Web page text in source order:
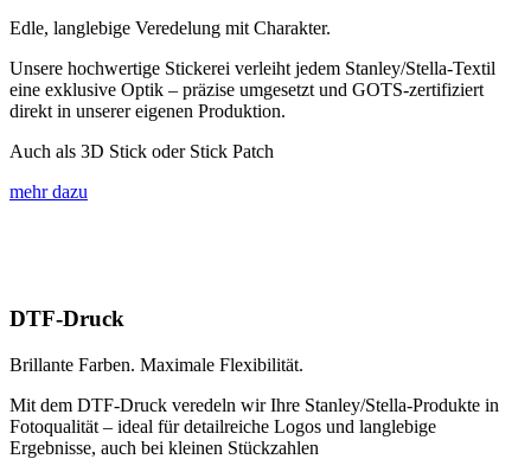
Edle, langlebige Veredelung mit Charakter.
Unsere hochwertige Stickerei verleiht jedem Stanley/Stella-Textil
eine exklusive Optik – präzise umgesetzt und GOTS-zertifiziert
direkt in unserer eigenen Produktion.
Auch als 3D Stick oder Stick Patch
mehr dazu
DTF-Druck
Brillante Farben. Maximale Flexibilität.
Mit dem DTF-Druck veredeln wir Ihre Stanley/Stella-Produkte in
Fotoqualität – ideal für detailreiche Logos und langlebige
Ergebnisse, auch bei kleinen Stückzahlen